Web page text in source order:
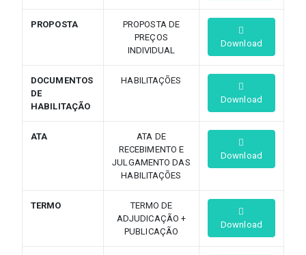
PROPOSTA
PROPOSTA DE
PREÇOS
INDIVIDUAL
Download
DOCUMENTOS
DE
HABILITAÇÃO
HABILITAÇÕES
Download
ATA
ATA DE
RECEBIMENTO E
JULGAMENTO DAS
HABILITAÇÕES
Download
TERMO
TERMO DE
ADJUDICAÇÃO +
PUBLICAÇÃO
Download